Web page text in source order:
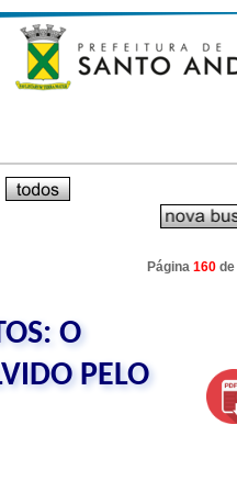
Página 160 de
O
PELO